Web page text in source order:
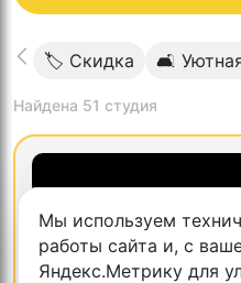
🏷 Скидка 🛋
Найдена 51 студия
Мы используем
работы сайта и, с
Яндекс.Метрику для